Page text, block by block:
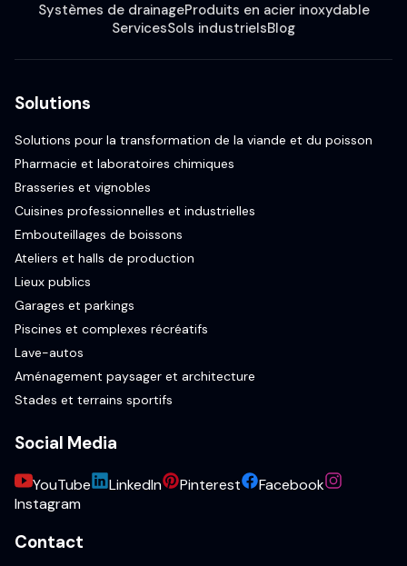
Systèmes de drainageProduits en acier inoxydable
ServicesSols industrielsBlog
Solutions
Solutions pour la transformation de la viande et du poisson
Pharmacie et laboratoires chimiques
Brasseries et vignobles
Cuisines professionnelles et industrielles
Embouteillages de boissons
Ateliers et halls de production
Lieux publics
Garages et parkings
Piscines et complexes récréatifs
Lave-autos
Aménagement paysager et architecture
Stades et terrains sportifs
Social Media
YouTube LinkedIn Pinterest
Facebook
Instagram
Contact